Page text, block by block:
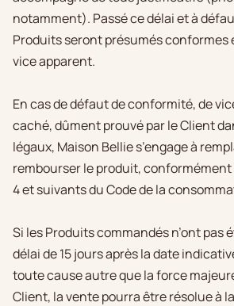
notamment). Passé ce délai et à
Produits seront présumés conformes
vice apparent.
En cas de défaut de conformité, de
caché, dûment prouvé par le Client
légaux, Maison Bellie s’engage à
rembourser le produit, conformément
4 et suivants du Code de la
Si les Produits commandés n’ont pas
délai de 15 jours après la date
toute cause autre que la force
Client, la vente pourra être résolue à